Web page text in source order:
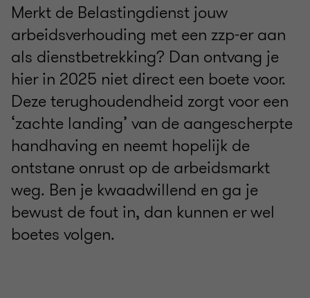
Merkt de Belastingdienst jouw
arbeidsverhouding met een zzp-er aan
als dienstbetrekking? Dan ontvang je
hier in 2025 niet direct een boete voor.
Deze terughoudendheid zorgt voor een
‘zachte landing’ van de aangescherpte
handhaving en neemt hopelijk de
ontstane onrust op de arbeidsmarkt
weg. Ben je kwaadwillend en ga je
bewust de fout in, dan kunnen er wel
boetes volgen.